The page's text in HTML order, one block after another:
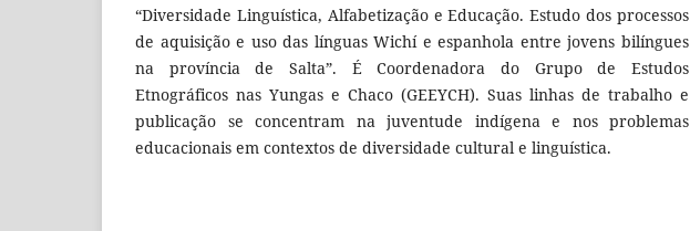
“Diversidade Linguística, Alfabetização e Educação. Estudo dos processos
de aquisição e uso das línguas Wichí e espanhola entre jovens bilíngues
na província de Salta”. É Coordenadora do Grupo de Estudos
Etnográficos nas Yungas e Chaco (GEEYCH). Suas linhas de trabalho e
publicação se concentram na juventude indígena e nos problemas
educacionais em contextos de diversidade cultural e linguística.